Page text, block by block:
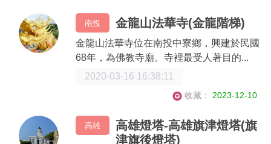
南投 金龍山法華寺(金龍階梯)
金龍山法華寺位在南投中寮鄉，興建於民國
68年，為佛教寺廟。寺裡最受人著目的...
2020-03-16 16:38:11
收藏： 2023-12-10
高雄
高雄燈塔-高雄旗津燈塔(旗
津旗後燈塔)